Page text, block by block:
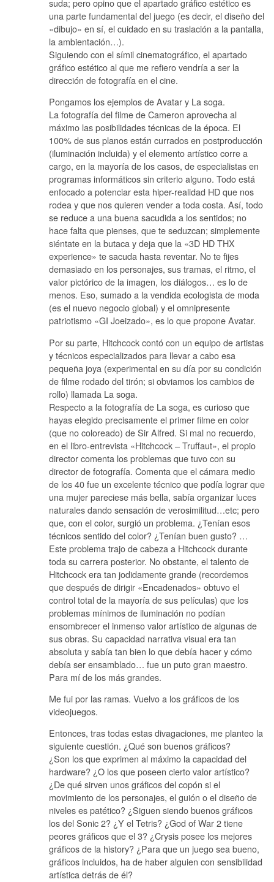
suda; pero opino que el apartado gráfico estético es
una parte fundamental del juego (es decir, el diseño del
«dibujo» en sí, el cuidado en su traslación a la pantalla,
la ambientación…).
Siguiendo con el símil cinematográfico, el apartado
gráfico estético al que me refiero vendría a ser la
dirección de fotografía en el cine.
Pongamos los ejemplos de Avatar y La soga.
La fotografía del filme de Cameron aprovecha al
máximo las posibilidades técnicas de la época. El
100% de sus planos están currados en postproducción
(iluminación incluida) y el elemento artístico corre a
cargo, en la mayoría de los casos, de especialistas en
programas informáticos sin criterio alguno. Todo está
enfocado a potenciar esta hiper-realidad HD que nos
rodea y que nos quieren vender a toda costa. Así, todo
se reduce a una buena sacudida a los sentidos; no
hace falta que pienses, que te seduzcan; simplemente
siéntate en la butaca y deja que la «3D HD THX
experience» te sacuda hasta reventar. No te fijes
demasiado en los personajes, sus tramas, el ritmo, el
valor pictórico de la imagen, los diálogos… es lo de
menos. Eso, sumado a la vendida ecologista de moda
(es el nuevo negocio global) y el omnipresente
patriotismo «GI Joeizado», es lo que propone Avatar.
Por su parte, Hitchcock contó con un equipo de artistas
y técnicos especializados para llevar a cabo esa
pequeña joya (experimental en su día por su condición
de filme rodado del tirón; si obviamos los cambios de
rollo) llamada La soga.
Respecto a la fotografía de La soga, es curioso que
hayas elegido precisamente el primer filme en color
(que no coloreado) de Sir Alfred. Si mal no recuerdo,
en el libro-entrevista «Hitchcock – Truffaut», el propio
director comenta los problemas que tuvo con su
director de fotografía. Comenta que el cámara medio
de los 40 fue un excelente técnico que podía lograr que
una mujer pareciese más bella, sabía organizar luces
naturales dando sensación de verosimilitud…etc; pero
que, con el color, surgió un problema. ¿Tenían esos
técnicos sentido del color? ¿Tenían buen gusto? …
Este problema trajo de cabeza a Hitchcock durante
toda su carrera posterior. No obstante, el talento de
Hitchcock era tan jodidamente grande (recordemos
que después de dirigir «Encadenados» obtuvo el
control total de la mayoría de sus películas) que los
problemas mínimos de iluminación no podían
ensombrecer el inmenso valor artístico de algunas de
sus obras. Su capacidad narrativa visual era tan
absoluta y sabía tan bien lo que debía hacer y cómo
debía ser ensamblado… fue un puto gran maestro.
Para mí de los más grandes.
Me fui por las ramas. Vuelvo a los gráficos de los
videojuegos.
Entonces, tras todas estas divagaciones, me planteo la
siguiente cuestión. ¿Qué son buenos gráficos?
¿Son los que exprimen al máximo la capacidad del
hardware? ¿O los que poseen cierto valor artístico?
¿De qué sirven unos gráficos del copón si el
movimiento de los personajes, el guión o el diseño de
niveles es patético? ¿Siguen siendo buenos gráficos
los del Sonic 2? ¿Y el Tetris? ¿God of War 2 tiene
peores gráficos que el 3? ¿Crysis posee los mejores
gráficos de la history? ¿Para que un juego sea bueno,
gráficos incluidos, ha de haber alguien con sensibilidad
artística detrás de él?